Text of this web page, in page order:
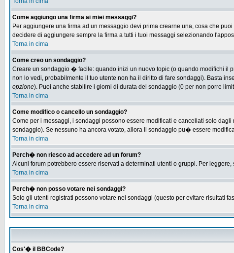
Come aggiungo una firma ai miei messaggi?
Per aggiungere una firma ad un messaggio devi prima crearne una, cosa che
decidere di aggiungere sempre la firma a tutti i tuoi messaggi selezionando
Torna in cima
Come creo un sondaggio?
Creare un sondaggio � facile: quando inizi un nuovo topic (o quando modifichi il
non lo vedi, probabilmente il tuo utente non ha il diritto di fare sondaggi). Basta
opzione). Puoi anche stabilire i giorni di durata del sondaggio (0 per non porre
Torna in cima
Come modifico o cancello un sondaggio?
Come per i messaggi, i sondaggi possono essere modificati e cancellati solo
sondaggio). Se nessuno ha ancora votato, allora il sondaggio pu� essere
Torna in cima
Perch� non riesco ad accedere ad un forum?
Alcuni forum potrebbero essere riservati a determinati utenti o gruppi. Per
Torna in cima
Perch� non posso votare nei sondaggi?
Solo gli utenti registrati possono votare nei sondaggi (questo per evitare risultati
Torna in cima
Cos'� il BBCode?